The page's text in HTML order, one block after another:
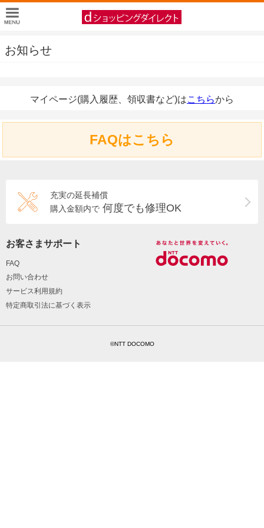
お知らせ
マイページ(購入履歴、領収書など)はこちらから
FAQはこちら
充実の延長補償
購入金額内で 何度でも修理OK
お客さまサポート
FAQ
お問い合わせ
サービス利用規約
特定商取引法に基づく表示
©NTT DOCOMO